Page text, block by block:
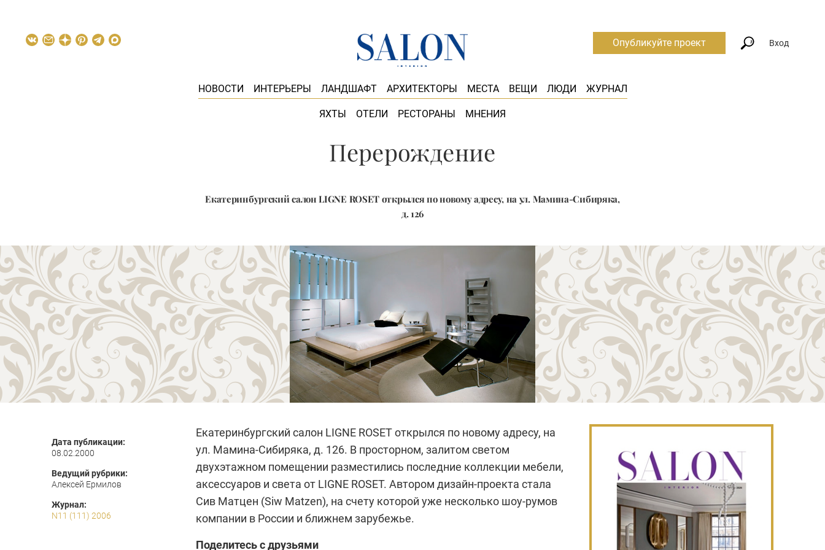
НОВОСТИ ИНТЕРЬЕРЫ ЛАНДШАФТ АРХИТЕКТОРЫ МЕСТА ВЕЩИ ЛЮДИ ЖУРНАЛ
ЯХТЫ ОТЕЛИ РЕСТОРАНЫ МНЕНИЯ
Опубликуйте проект Вход
Перерождение
Екатеринбургский салон LIGNE ROSET открылся по новому адресу, на ул. Мамина-Сибиряка,
д. 126
Дата публикации:
08.02.2000
Ведущий рубрики:
Алексей Ермилов
Журнал:
N11 (111) 2006
Екатеринбургский салон LIGNE ROSETоткрылся по новому адресу, на
ул. Мамина-Сибиряка, д. 126. В просторном, залитом светом
двухэтажном помещении разместились последние коллекции мебели,
аксессуаров и света от LIGNE ROSET. Автором дизайн-проекта стала
Сив Матцен (Siw Matzen), на счету которой уже несколько шоу-румов
компании в России и ближнем зарубежье.
Поделитесь с друзьями